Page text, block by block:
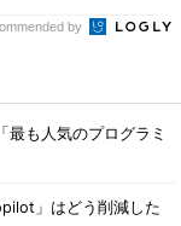
by
も人気のプログラミ
」はどう削減した